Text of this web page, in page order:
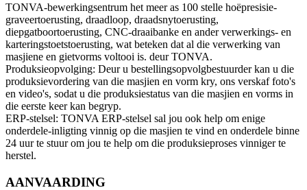
TONVA-bewerkingsentrum het meer as 100 stelle hoëpresisie-
graveertoerusting, draadloop, draadsnytoerusting,
diepgatboortoerusting, CNC-draaibanke en ander verwerkings- en
karteringstoetstoerusting, wat beteken dat al die verwerking van
masjiene en gietvorms voltooi is. deur TONVA.
Produksieopvolging: Deur u bestellingsopvolgbestuurder kan u die
produksievordering van die masjien en vorm kry, ons verskaf foto's
en video's, sodat u die produksiestatus van die masjien en vorms in
die eerste keer kan begryp.
ERP-stelsel: TONVA ERP-stelsel sal jou ook help om enige
onderdele-inligting vinnig op die masjien te vind en onderdele binne
24 uur te stuur om jou te help om die produksieproses vinniger te
herstel.
AANVAARDING